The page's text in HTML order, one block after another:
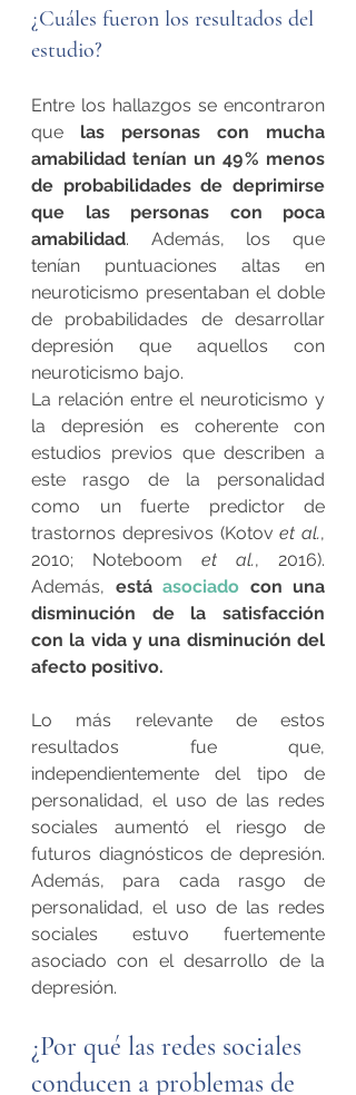
¿Cuáles fueron los resultados del
estudio?
Entre los hallazgos se encontraron
que las personas con mucha
amabilidad tenían un 49 % menos
de probabilidades de deprimirse
que las personas con poca
amabilidad. Además, los que
tenían puntuaciones altas en
neuroticismo presentaban el doble
de probabilidades de desarrollar
depresión que aquellos con
neuroticismo bajo.
La relación entre el neuroticismo y
la depresión es coherente con
estudios previos que describen a
este rasgo de la personalidad
como un fuerte predictor de
trastornos depresivos (Kotov et al.,
2010; Noteboom et al., 2016).
Además, está asociado con una
disminución de la satisfacción
con la vida y una disminución del
afecto positivo.
Lo más relevante de estos
resultados fue que,
independientemente del tipo de
personalidad, el uso de las redes
sociales aumentó el riesgo de
futuros diagnósticos de depresión.
Además, para cada rasgo de
personalidad, el uso de las redes
sociales estuvo fuertemente
asociado con el desarrollo de la
depresión.
¿Por qué las redes sociales
conducen a problemas de